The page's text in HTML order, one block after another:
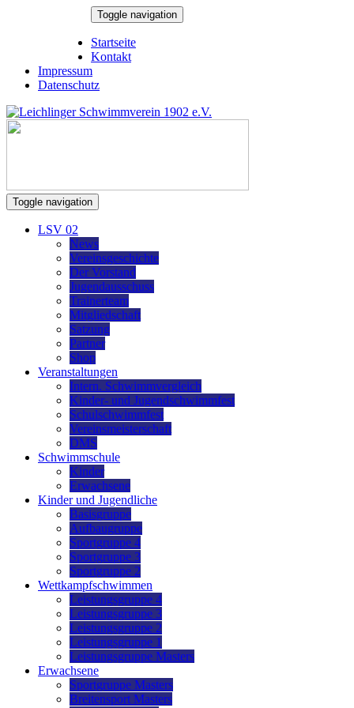
Toggle navigation
Startseite
Kontakt
Impressum
Datenschutz
Toggle navigation
LSV 02
News
Vereinsgeschichte
Der Vorstand
Jugendausschuss
Trainerteam
Mitgliedschaft
Satzung
Partner
Shop
Veranstaltungen
Intern. Schwimmvergleich
Kinder- und Jugendschwimmfest
Schulschwimmfest
Vereinsmeisterschaft
DMS
Schwimmschule
Kinder
Erwachsene
Kinder und Jugendliche
Basisgruppe
Aufbaugruppe
Sportgruppe 4
Sportgruppe 3
Sportgruppe 2
Wettkampfschwimmen
Leistungsgruppe 4
Leistungsgruppe 3
Leistungsgruppe 2
Leistungsgruppe 1
Leistungsgruppe Masters
Erwachsene
Sportgruppe Masters
Breitensport Masters